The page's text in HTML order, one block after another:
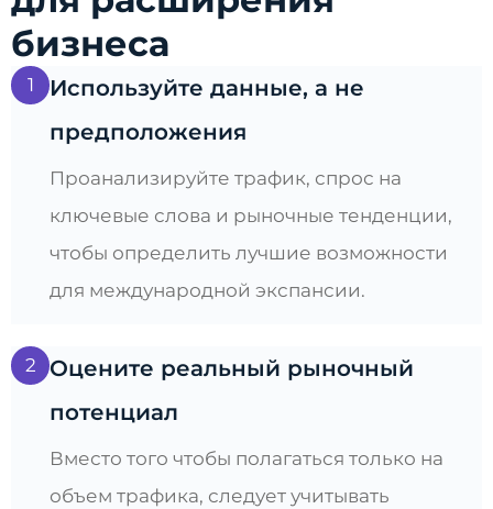
бизнеса
1
Используйте данные, а не
предположения
Проанализируйте трафик, спрос на
ключевые слова и рыночные тенденции,
чтобы определить лучшие возможности
для международной экспансии.
2
Оцените реальный рыночный
потенциал
Вместо того чтобы полагаться только на
объем трафика, следует учитывать